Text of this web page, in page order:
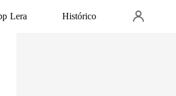
Lera Histórico